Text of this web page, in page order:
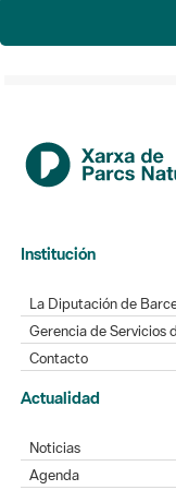
Institución
La Diputación de
Gerencia de Servicios
Contacto
Actualidad
Noticias
Agenda